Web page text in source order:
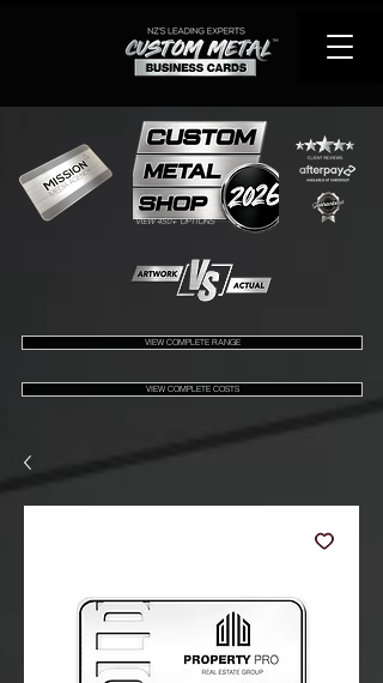
VIEW 450+ OPTIONS
VIEW COMPLETE RANGE
VIEW COMPLETE COSTS